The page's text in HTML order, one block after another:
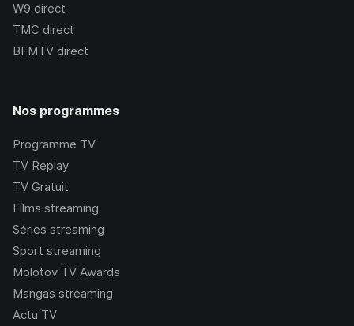
W9 direct
TMC direct
BFMTV direct
Nos programmes
Programme TV
TV Replay
TV Gratuit
Films streaming
Séries streaming
Sport streaming
Molotov TV Awards
Mangas streaming
Actu TV